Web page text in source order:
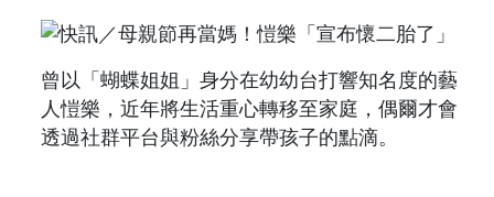
曾以「蝴蝶姐姐」身分在幼幼台打響知名度的藝
人愷樂，近年將生活重心轉移至家庭，偶爾才會
透過社群平台與粉絲分享帶孩子的點滴。